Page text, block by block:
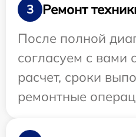
3
Ремонт
После полной
согласуем с вами
расчет, сроки
ремонтные